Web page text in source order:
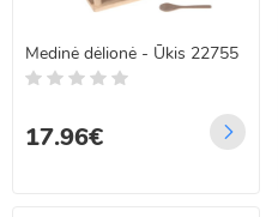
Medinė dėlionė - Ūkis 22755
17.96€